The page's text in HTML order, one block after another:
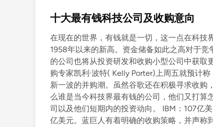
s
e
d
i
n
十大最有钱科技公司及收购意向
在现在的世界，有钱就是一切，这一点在科技
1958年以来的新高。资金储备如此之高对于
的公司也将从投资研发和收购小型公司中获取
购专家凯利·波特( Kelly Porter)上周五就预计
新一波的并购潮。虽然谷歌还在积极寻求收购
么谁是当今科技界最有钱的公司，他们又打算
司以及他们短期内的投资动向。 IBM：107亿
亿美元。蓝巨人有着明确的收购策略，并声称